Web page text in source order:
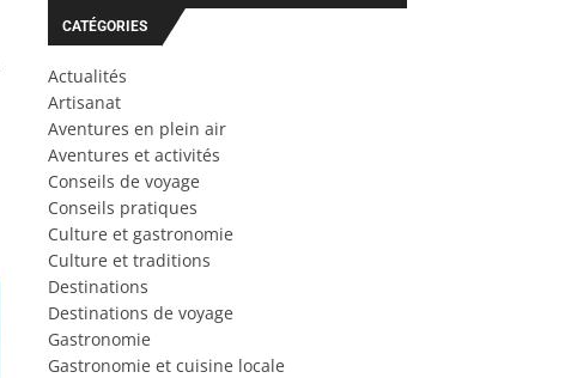
CATÉGORIES
Actualités
Artisanat
Aventures en plein air
Aventures et activités
Conseils de voyage
Conseils pratiques
Culture et gastronomie
Culture et traditions
Destinations
Destinations de voyage
Gastronomie
Gastronomie et cuisine locale